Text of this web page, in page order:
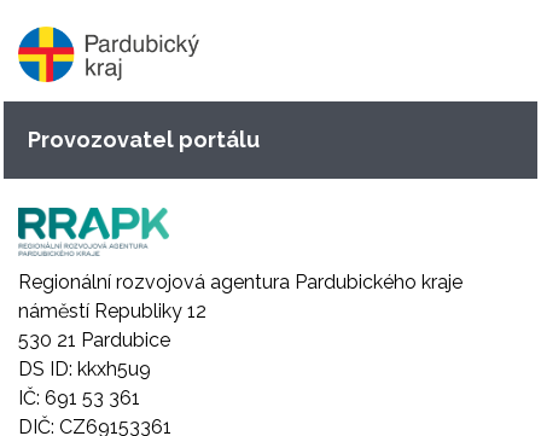
Provozovatel portálu
Regionální rozvojová agentura Pardubického kraje
náměstí Republiky 12
530 21 Pardubice
DS ID: kkxh5u9
IČ: 691 53 361
DIČ: CZ69153361